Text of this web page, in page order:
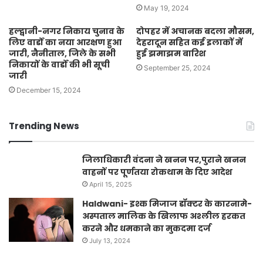
May 19, 2024
हल्द्वानी-नगर निकाय चुनाव के
लिए वार्डों का नया आरक्षण हुआ
जारी, नैनीताल, जिले के सभी
निकायों के वार्डो की भी सूची
जारी
December 15, 2024
दोपहर में अचानक बदला मौसम,
देहरादून सहित कई इलाकों में
हुई झमाझम बारिश
September 25, 2024
Trending News
जिलाधिकारी वंदना ने खनन पर,पुराने खनन
वाहनों पर पूर्णतया रोकथाम के दिए आदेश
April 15, 2025
Haldwani- इश्क मिजाज डॉक्टर के कारनामे-
अस्पताल मालिक के खिलाफ अश्लील हरकत
करने और धमकाने का मुकदमा दर्ज
July 13, 2024